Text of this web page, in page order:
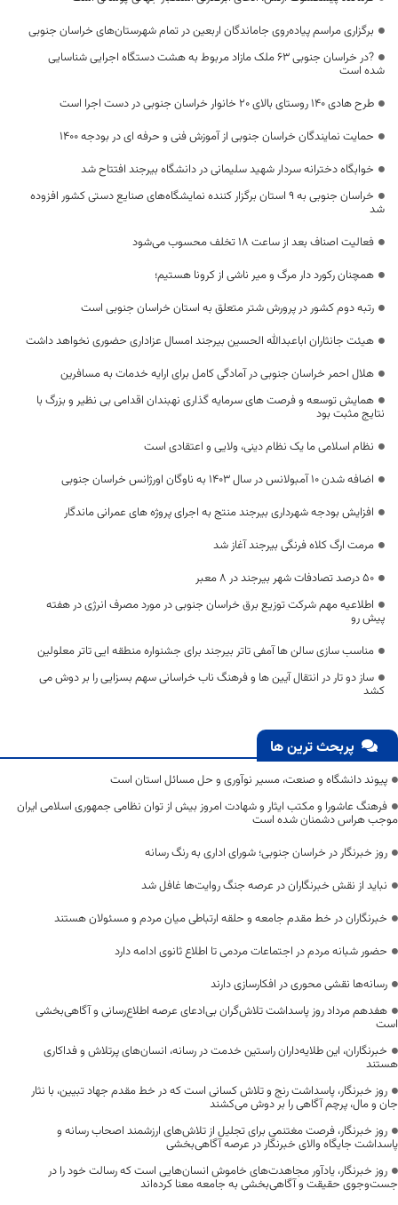
برگزاری مراسم پیاده‌روی جاماندگان اربعین در تمام شهرستان‌های خراسان جنوبی
?در خراسان جنوبی ۶۳ ملک مازاد مربوط به هشت دستگاه اجرایی شناسایی
شده است
طرح هادی ۱۴۰ روستای بالای ۲۰ خانوار خراسان جنوبی در دست اجرا است
حمایت نمایندگان خراسان جنوبی از آموزش فنی و حرفه ای در بودجه 1400
خوابگاه دخترانه سردار شهید سلیمانی در دانشگاه بیرجند افتتاح شد
خراسان جنوبی به ۹ استان برگزار کننده نمایشگاه‌های صنایع دستی کشور افزوده
شد
فعالیت اصناف بعد از ساعت ۱۸ تخلف محسوب می‌شود
همچنان رکورد دار مرگ و میر ناشی از کرونا هستیم؛
رتبه دوم کشور در پرورش شتر متعلق به استان خراسان جنوبی است
هیئت جانثاران اباعبدالله الحسین بیرجند امسال عزاداری حضوری نخواهد داشت
هلال احمر خراسان جنوبی در آمادگی کامل برای ارایه خدمات به مسافرین
همایش توسعه و فرصت های سرمایه گذاری نهبندان اقدامی بی نظیر و بزرگ با
نتایج مثبت بود
نظام اسلامی ما یک نظام دینی، ولایی و اعتقادی است
اضافه شدن ۱۰ آمبولانس در سال ۱۴۰۳ به ناوگان اورژانس خراسان جنوبی
افزایش بودجه شهرداری بیرجند منتج به اجرای پروژه های عمرانی ماندگار
مرمت ارگ کلاه‌ فرنگی بیرجند آغاز شد
۵۰ درصد تصادفات شهر بیرجند در ۸ معبر
اطلاعیه مهم شرکت توزیع برق خراسان جنوبی در مورد مصرف انرژی در هفته
پیش رو
مناسب سازی سالن ها آمفی تاتر بیرجند برای جشنواره منطقه ایی تاتر معلولین
ساز دو تار در انتقال آیین ها و فرهنگ ناب خراسانی سهم بسزایی را بر دوش می
کشد
پربحث ترین ها
پیوند دانشگاه و صنعت، مسیر نوآوری و حل مسائل استان است
فرهنگ عاشورا و مکتب ایثار و شهادت امروز بیش از توان نظامی جمهوری اسلامی ایران
موجب هراس دشمنان شده است
روز خبرنگار در خراسان جنوبی؛ شورای اداری به رنگ رسانه
نباید از نقش خبرنگاران در عرصه جنگ روایت‌ها غافل شد
خبرنگاران در خط مقدم جامعه و حلقه ارتباطی میان مردم و مسئولان هستند
حضور شبانه مردم در اجتماعات مردمی تا اطلاع ثانوی ادامه دارد
رسانه‌ها نقشی محوری در افکارسازی دارند
هفدهم مرداد روز پاسداشت تلاش‌گران بی‌ادعای عرصه اطلاع‌رسانی و آگاهی‌بخشی
است
خبرنگاران، این طلایه‌داران راستین خدمت در رسانه، انسان‌های پرتلاش و فداکاری
هستند
روز خبرنگار، پاسداشت رنج و تلاش کسانی است که در خط مقدم جهاد تبیین، با نثار
جان و مال، پرچم آگاهی را بر دوش می‌کشند
روز خبرنگار، فرصت مغتنمی برای تجلیل از تلاش‌های ارزشمند اصحاب رسانه و
پاسداشت جایگاه والای خبرنگار در عرصه آگاهی‌بخشی
روز خبرنگار، یادآور مجاهدت‌های خاموش انسان‌هایی است که رسالت خود را در
جست‌وجوی حقیقت و آگاهی‌بخشی به جامعه معنا کرده‌اند